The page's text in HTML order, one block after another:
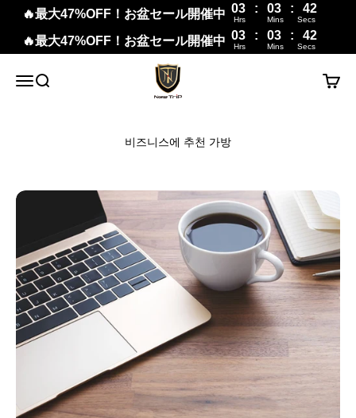
🔥最大47%OFF！お盆セール開催中 03 : 03 : 41
Hrs Mins Secs
🔥最大47%OFF！お盆セール開催中 03 : 03 : 41
Hrs Mins Secs
메뉴검색
New Trip
장바
비즈니스에 추천 가방